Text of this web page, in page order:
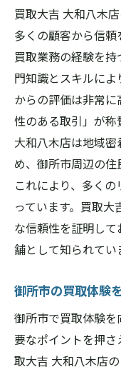
買取大吉 大和八木
多くの顧客から信
買取業務の経験を
門知識とスキルに
からの評価は非常
性のある取引」が
大和八木店は地域
め、御所市周辺の住
これにより、多く
っています。買取
な信頼性を証明し
舗として知られてい
御所市の買取体験
御所市で買取体験
要なポイントを押さ
取大吉 大和八木店